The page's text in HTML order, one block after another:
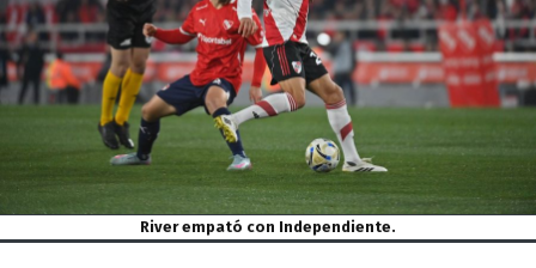
River empató con Independiente.